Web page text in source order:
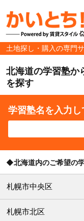
土地探し・購入の専門
北海道の学習塾か
を探す
学習塾名を入力し
◆北海道内のご希望の
札幌市中央区
札幌市北区